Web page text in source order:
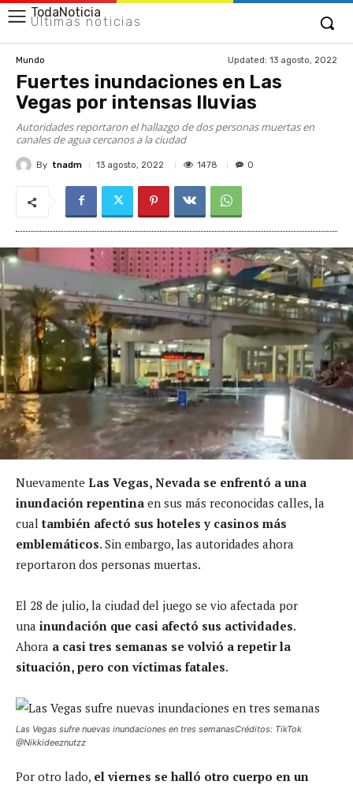
TodaNoticia
Últimas noticias
Mundo Updated: 13 agosto, 2022
Fuertes inundaciones en Las
Vegas por intensas lluvias
Autoridades reportaron el hallazgo de dos personas muertas en
canales de agua cercanos a la ciudad
By tnadm 13 agosto, 2022 1478 0
Nuevamente Las Vegas, Nevada se enfrentó a una
inundación repentina en sus más reconocidas calles, la
cualtambién afectó sus hoteles y casinos más
emblemáticos. Sin embargo, las autoridades ahora
reportaron dos personas muertas.
El 28 de julio, la ciudad del juego se vio afectada por
una inundación que casi afectó sus actividades.
Ahora a casi tres semanas se volvió a repetir la
situación, pero con víctimas fatales.
Las Vegas sufre nuevas inundaciones en tres semanasCréditos: TikTok
@Nikkideeznutzz
Por otro lado, el viernes se halló otro cuerpo en un